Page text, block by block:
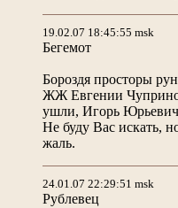
19.02.07 18:45:55 msk
Бегемот
Бороздя просторы
ЖЖ Евгении
ушли, Игорь
Не буду Вас искать,
жаль.
24.01.07 22:29:51 msk
Рублевец